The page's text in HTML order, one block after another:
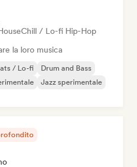
Chill / Lo-fi Hip-Hop
la loro musica
/ Lo-fi
Drum and Bass
Jazz sperimentale